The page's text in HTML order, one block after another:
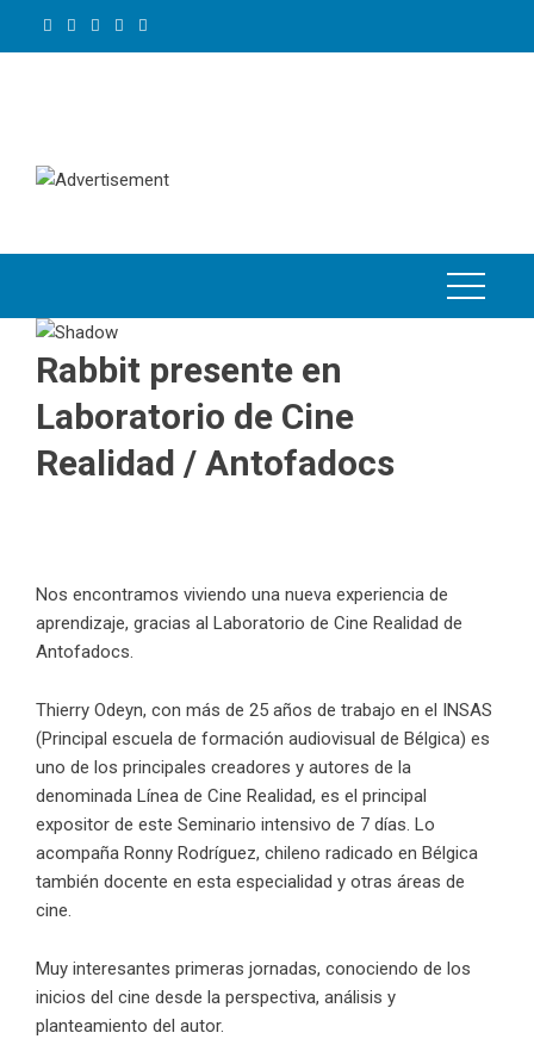
Rabbit presente en
Laboratorio de Cine
Realidad / Antofadocs
Nos encontramos viviendo una nueva experiencia de
aprendizaje, gracias al Laboratorio de Cine Realidad de
Antofadocs.
Thierry Odeyn, con más de 25 años de trabajo en el INSAS
(Principal escuela de formación audiovisual de Bélgica) es
uno de los principales creadores y autores de la
denominada Línea de Cine Realidad, es el principal
expositor de este Seminario intensivo de 7 días. Lo
acompaña Ronny Rodríguez, chileno radicado en Bélgica
también docente en esta especialidad y otras áreas de
cine.
Muy interesantes primeras jornadas, conociendo de los
inicios del cine desde la perspectiva, análisis y
planteamiento del autor.